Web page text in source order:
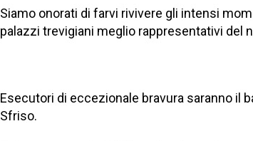
Siamo onorati di farvi rivivere gli intensi
palazzi trevigiani meglio rappresentativi del
Esecutori di eccezionale bravura saranno il
Sfriso.